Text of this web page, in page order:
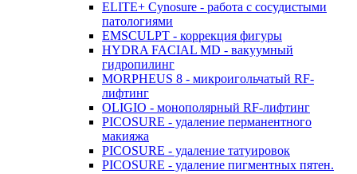
ELITE+ Cynosure - работа с сосудистыми
патологиями
EMSCULPT - коррекция фигуры
HYDRA FACIAL MD - вакуумный
гидропилинг
MORPHEUS 8 - микроигольчатый RF-
лифтинг
OLIGIO - монополярный RF-лифтинг
PICOSURE - удаление перманентного
макияжа
PICOSURE - удаление татуировок
PICOSURE - удаление пигментных пятен.